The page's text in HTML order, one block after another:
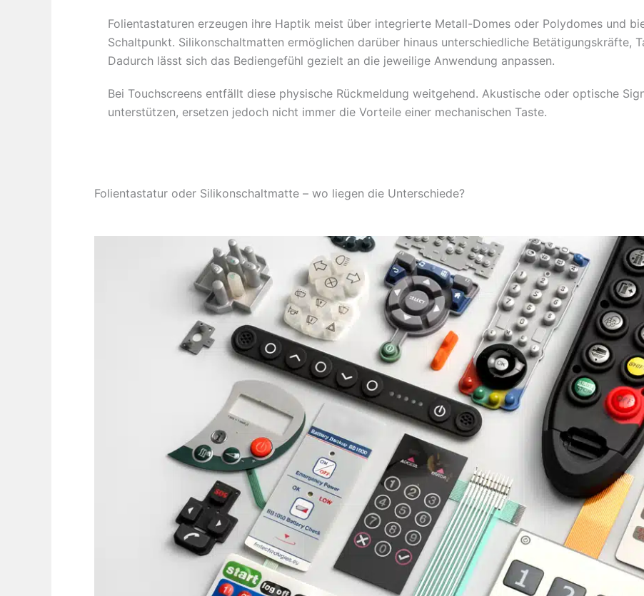
Folientastaturen erzeugen ihre Haptik meist über integrierte Metall-Domes oder Polydomes und
Schaltpunkt. Silikonschaltmatten ermöglichen darüber hinaus unterschiedliche Betätigungskräfte,
Dadurch lässt sich das Bediengefühl gezielt an die jeweilige Anwendung anpassen.
Bei Touchscreens entfällt diese physische Rückmeldung weitgehend. Akustische oder optische
unterstützen, ersetzen jedoch nicht immer die Vorteile einer mechanischen Taste.
Folientastatur oder Silikonschaltmatte – wo liegen die Unterschiede?